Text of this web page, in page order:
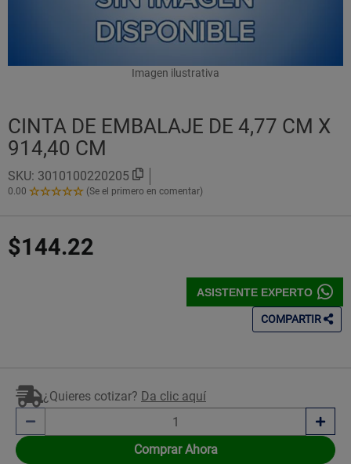
Imagen ilustrativa
CINTA DE EMBALAJE DE 4,77 CM X
914,40 CM
SKU: 3010100220205
0.00
0.00
de
Estrellas!
(Se el primero en comentar)
$144.22
ASISTENTE EXPERTO
COMPARTIR
¿Quieres cotizar? Da clic aquí
Comprar Ahora